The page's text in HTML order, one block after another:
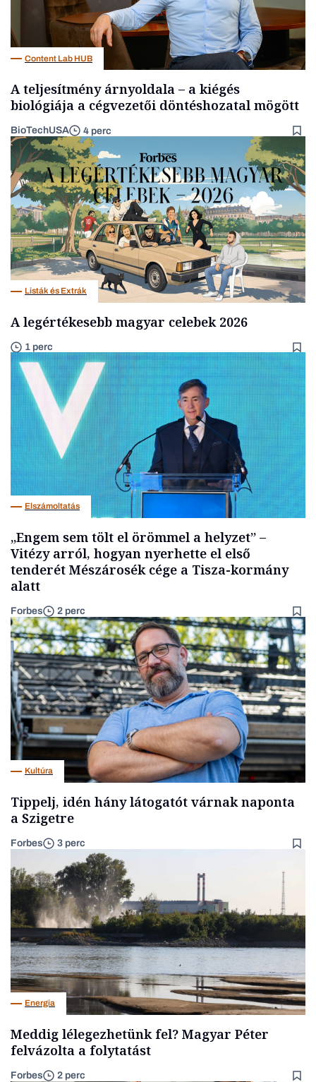
Content Lab HUB
A teljesítmény árnyoldala – a kiégés
biológiája a cégvezetői döntéshozatal mögött
BioTechUSA 4 perc
Listák és Extrák
A legértékesebb magyar celebek 2026
1 perc
Elszámoltatás
„Engem sem tölt el örömmel a helyzet” –
Vitézy arról, hogyan nyerhette el első
tenderét Mészárosék cége a Tisza-kormány
alatt
Forbes 2 perc
Kultúra
Tippelj, idén hány látogatót várnak naponta
a Szigetre
Forbes 3 perc
Energia
Meddig lélegezhetünk fel? Magyar Péter
felvázolta a folytatást
Forbes 2 perc